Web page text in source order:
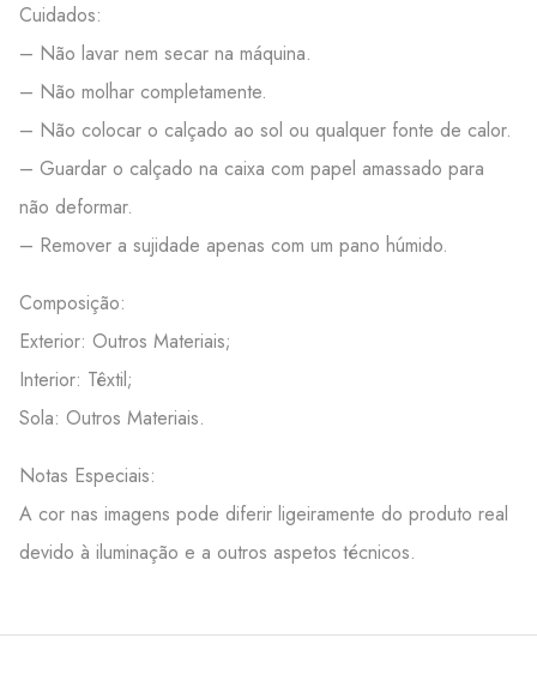
Cuidados:
– Não lavar nem secar na máquina.
– Não molhar completamente.
– Não colocar o calçado ao sol ou qualquer fonte de calor.
– Guardar o calçado na caixa com papel amassado para
não deformar.
– Remover a sujidade apenas com um pano húmido.
Composição:
Exterior: Outros Materiais;
Interior: Têxtil;
Sola: Outros Materiais.
Notas Especiais:
A cor nas imagens pode diferir ligeiramente do produto real
devido à iluminação e a outros aspetos técnicos.